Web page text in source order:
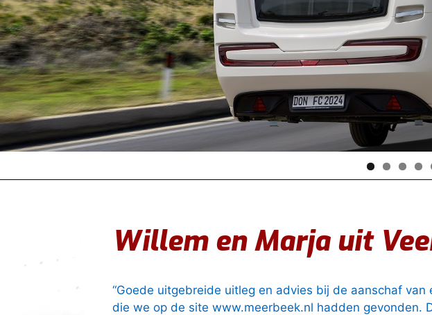
Willem en Marja uit
“Goede uitgebreide uitleg en advies bij de aanschaf van
die we op de site www.meerbeek.nl hadden gevonden.